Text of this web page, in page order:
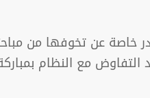
خاصة عن تخوفها من
مع النظام